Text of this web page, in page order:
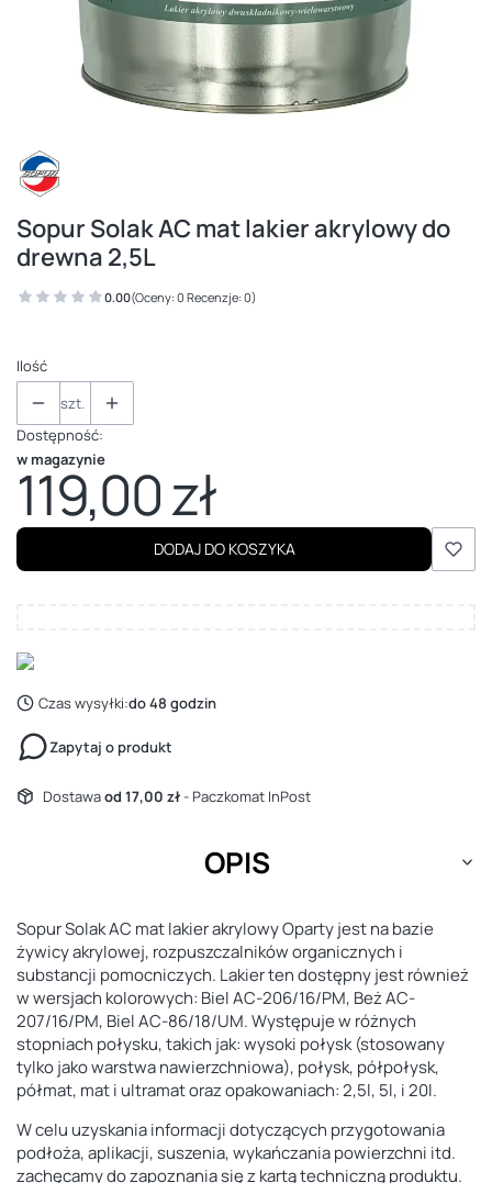
Sopur Solak AC mat lakier akrylowy do
drewna 2,5L
0.00(Oceny: 0 Recenzje: 0)
Ilość
szt.
Dostępność:
w magazynie
Cena
119,00 zł
DODAJ DO KOSZYKA
Czas wysyłki:do 48 godzin
Zapytaj o produkt
Dostawaod 17,00 zł- Paczkomat InPost
OPIS
Sopur Solak AC mat lakier akrylowy Oparty jest na bazie
żywicy akrylowej, rozpuszczalników organicznych i
substancji pomocniczych. Lakier ten dostępny jest również
w wersjach kolorowych: Biel AC-206/16/PM, Beż AC-
207/16/PM, Biel AC-86/18/UM. Występuje w różnych
stopniach połysku, takich jak: wysoki połysk (stosowany
tylko jako warstwa nawierzchniowa), połysk, półpołysk,
półmat, mat i ultramat oraz opakowaniach: 2,5l, 5l, i 20l.
W celu uzyskania informacji dotyczących przygotowania
podłoża, aplikacji, suszenia, wykańczania powierzchni itd.
zachęcamy do zapoznania się z kartą techniczną produktu.